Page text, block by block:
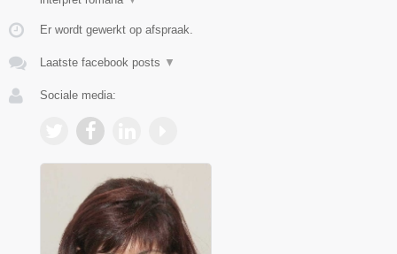
Er wordt gewerkt op afspraak.
Laatste facebook posts ▼
Sociale media: